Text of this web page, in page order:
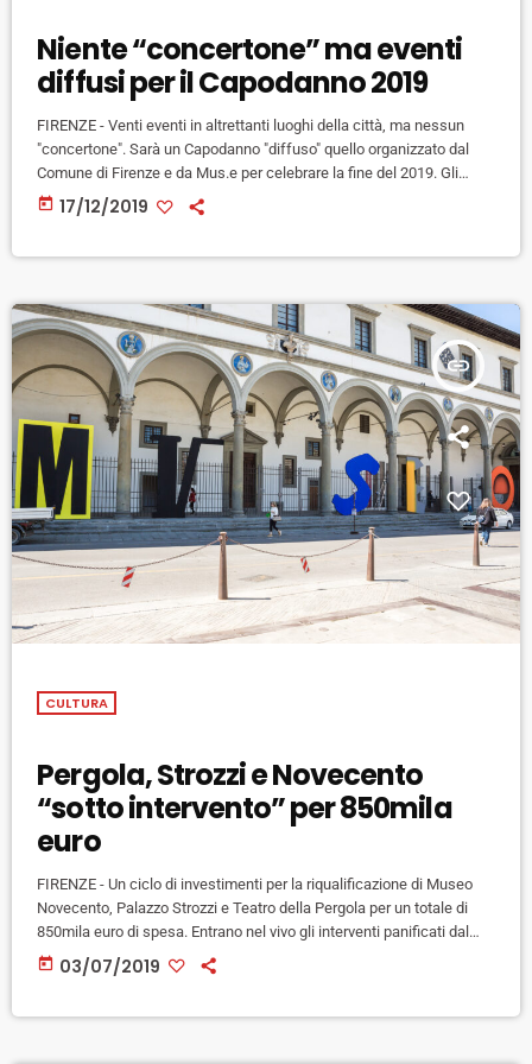
Niente “concertone” ma eventi
diffusi per il Capodanno 2019
FIRENZE - Venti eventi in altrettanti luoghi della città, ma nessun
"concertone". Sarà un Capodanno "diffuso" quello organizzato dal
Comune di Firenze e da Mus.e per celebrare la fine del 2019. Gli
eventi inizieranno dalla mattina del 31 dicembre, con il Museo
Novecento che, dalle 10 alle 22, offrirà visite guidate al percorso
today 17/12/2019
insert_link
CULTURA
Pergola, Strozzi e Novecento
“sotto intervento” per 850mila
euro
FIRENZE - Un ciclo di investimenti per la riqualificazione di Museo
Novecento, Palazzo Strozzi e Teatro della Pergola per un totale di
850mila euro di spesa. Entrano nel vivo gli interventi panificati dal
Comune di Firenze. Per quanto riguarda il museo Novecento, spiega
una nota di Palazzo Vecchio, sono stati ultimati nei giorni scorsi gli
today 03/07/2019